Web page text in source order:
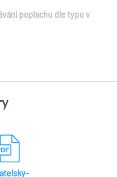
poplachu dle typu v